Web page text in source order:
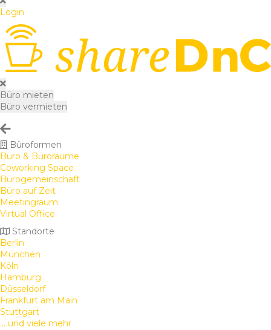
Login
Büro mieten
Büro vermieten
Büroformen
Büro & Büroräume
Coworking Space
Bürogemeinschaft
Büro auf Zeit
Meetingraum
Virtual Office
Standorte
Berlin
München
Köln
Hamburg
Düsseldorf
Frankfurt am Main
Stuttgart
... und viele mehr